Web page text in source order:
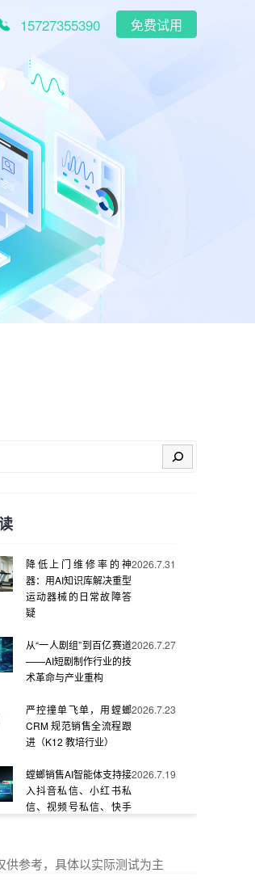
15727355390 免费试用
降低上门维修率的神
器：用AI知识库解决重型
运动器械的日常故障答
疑
2026.7.31
从“一人剧组”到百亿赛道
——AI短剧制作行业的技
术革命与产业重构
2026.7.27
严控撞单飞单，用螳螂
CRM 规范销售全流程跟
进（K12 教培行业）
2026.7.23
螳螂销售AI智能体支持接
入抖音私信、小红书私
信、视频号私信、快手
2026.7.19
螳螂系统专为K12/职业
供参考，具体以实际测试为主